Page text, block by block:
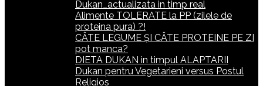
Dukan_actualizata in timp real
Alimente TOLERATE la PP (zilele de
proteina pura) ?!
CÂTE LEGUME ȘI CÂTE PROTEINE PE ZI
pot manca?
DIETA DUKAN in timpul ALAPTARII
Dukan pentru Vegetarieni versus Postul
Religios